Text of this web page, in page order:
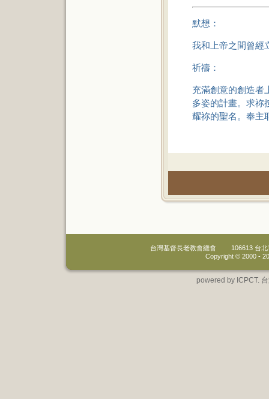
默想：
我和上帝之間曾經
祈禱：
充滿創意的創造者
多姿的計畫。求祢
耀祢的聖名。奉主
台灣基督長老教會總會
106613 台
Copyright © 2000 -
powered by ICPCT.